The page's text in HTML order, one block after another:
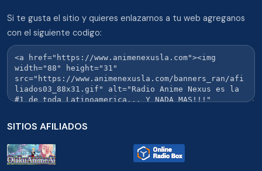
Si te gusta el sitio y quieres enlazarnos a tu web agreganos
con el siguiente codigo:
SITIOS AFILIADOS